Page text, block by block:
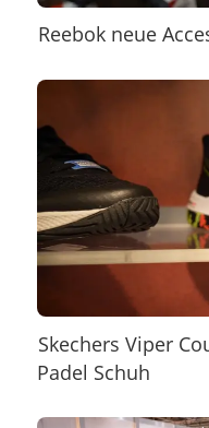
Reebok neue
Skechers Viper
Padel Schuh